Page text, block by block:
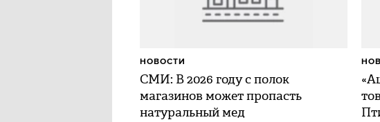
СМИ: В 2026 году с полок
магазинов может пропасть
натуральный мед
НОВОСТИ